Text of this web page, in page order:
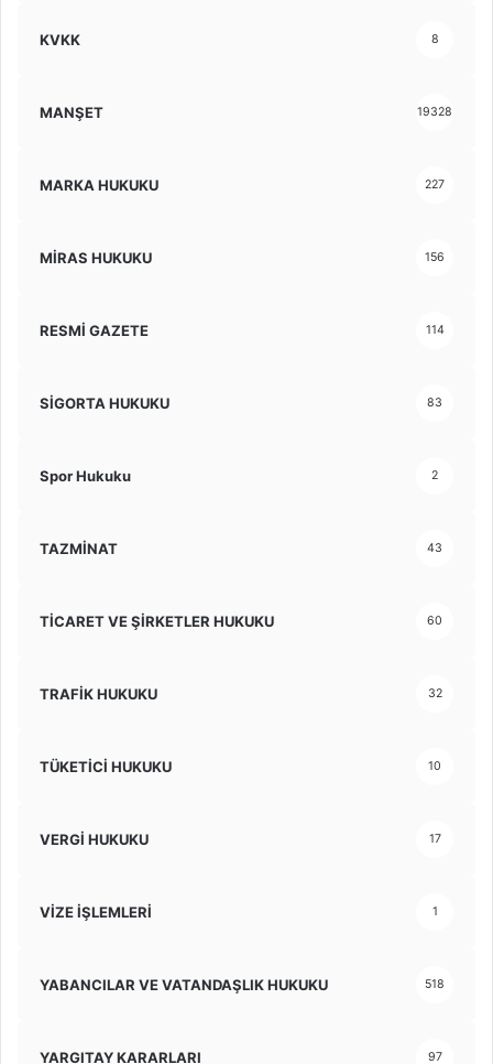
KVKK 8
MANŞET 19328
MARKA HUKUKU 227
MİRAS HUKUKU 156
RESMİ GAZETE 114
SİGORTA HUKUKU 83
Spor Hukuku 2
TAZMİNAT 43
TİCARET VE ŞİRKETLER HUKUKU 60
TRAFİK HUKUKU 32
TÜKETİCİ HUKUKU 10
VERGİ HUKUKU 17
VİZE İŞLEMLERİ 1
YABANCILAR VE VATANDAŞLIK HUKUKU 518
YARGITAY KARARLARI 97